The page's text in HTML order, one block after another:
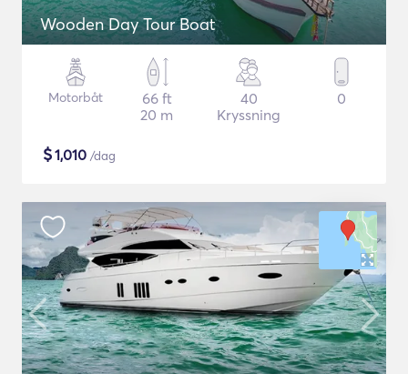
Wooden Day Tour Boat
Motorbåt
66 ft
20 m
40
Kryssning
0
$1,010 /dag